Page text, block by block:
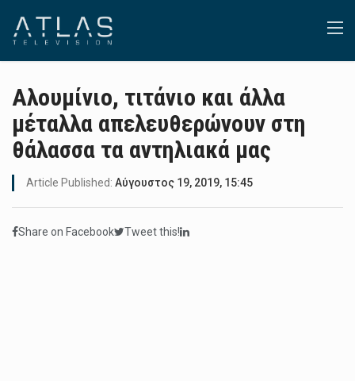
Αλουμίνιο, τιτάνιο και άλλα
μέταλλα απελευθερώνουν στη
θάλασσα τα αντηλιακά μας
Article Published: Αύγουστος 19, 2019, 15:45
Share on Facebook Tweet this!